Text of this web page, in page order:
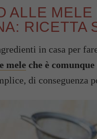
ALLE
RICETTA
in casa per
mele che è
di conseguenza